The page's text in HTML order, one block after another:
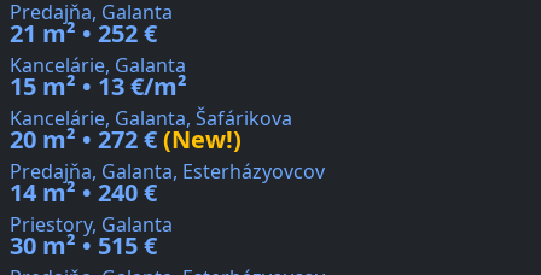
Predajňa, Galanta
21 m² • 252 €
Kancelárie, Galanta
15 m² • 13 €/m²
Kancelárie, Galanta, Šafárikova
20 m² • 272 €(New!)
Predajňa, Galanta, Esterházyovcov
14 m² • 240 €
Priestory, Galanta
30 m² • 515 €